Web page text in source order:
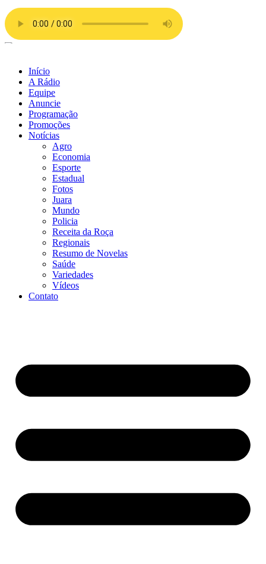
Ir
para
o
conteúdo
Início
A Rádio
Equipe
Anuncie
Programação
Promoções
Notícias
Agro
Economia
Esporte
Estadual
Fotos
Juara
Mundo
Policia
Receita da Roça
Regionais
Resumo de Novelas
Saúde
Variedades
Vídeos
Contato